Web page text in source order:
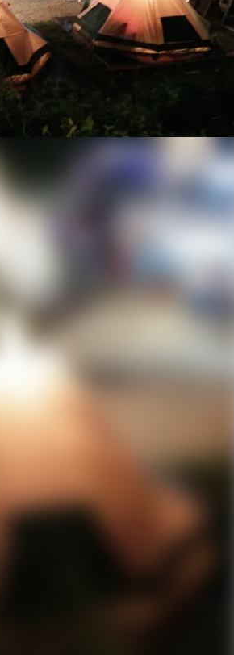
CAMPFIRE for Social GoodCAMPFIRE
CAMPFIREふるさと納税machi-yaコミ